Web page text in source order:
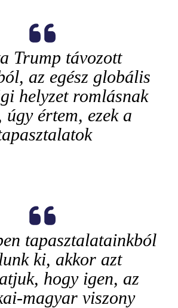
Trump távozott
az egész globális
helyzet romlásnak
úgy értem, ezek a
tapasztalatainkból
ki, akkor azt
hogy igen, az
magyar viszony